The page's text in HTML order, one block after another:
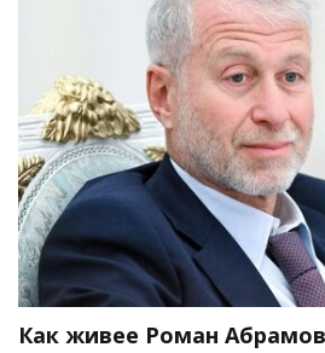
Как живее Роман